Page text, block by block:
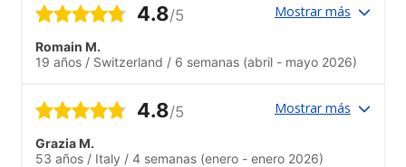
habe mich sehr wohl gefühlt.
4.8/5 Mostrar más
Romain M.
19 años / Switzerland / 6 semanas (abril - mayo 2026)
4.8/5 Mostrar más
Grazia M.
53 años / Italy / 4 semanas (enero - enero 2026)